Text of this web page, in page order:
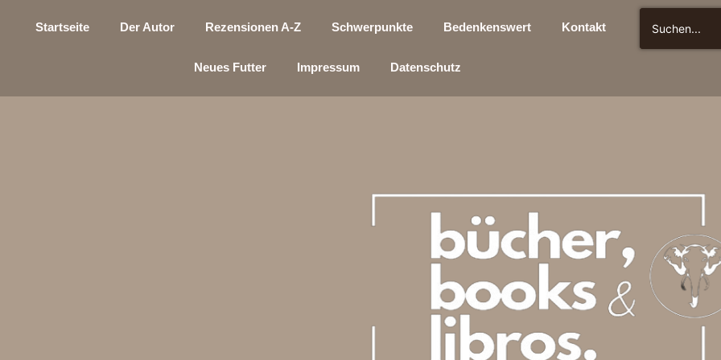
Startseite Der Autor Rezensionen A-Z Schwerpunkte Bedenkenswert Kontakt
Neues Futter Impressum Datenschutz